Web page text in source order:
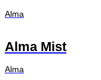
Alma
Alma Mist
Alma